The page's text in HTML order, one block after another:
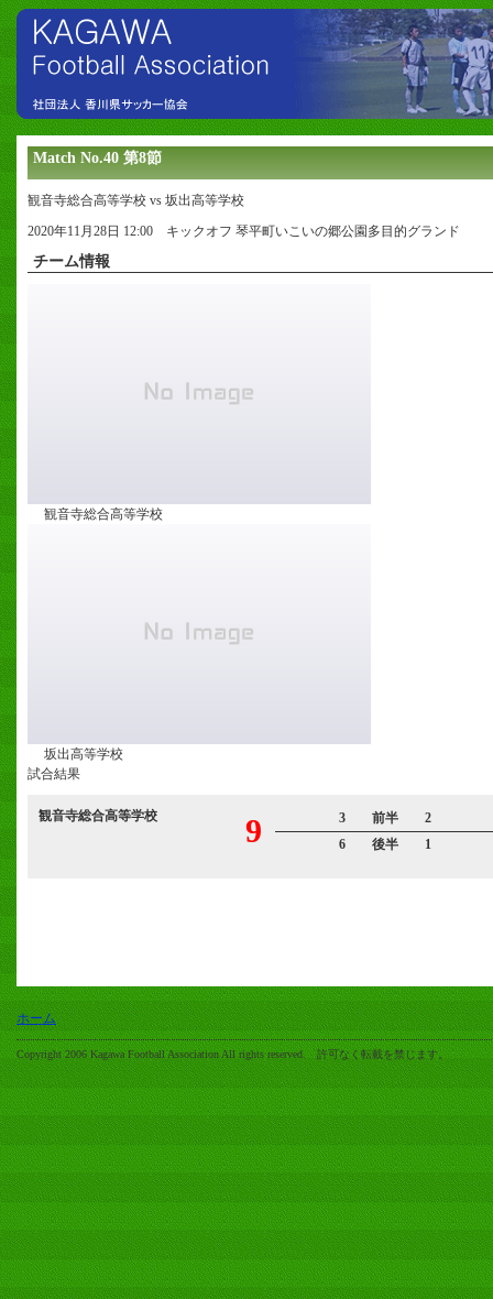
Match No.40 第8節
観音寺総合高等学校 vs 坂出高等学校
2020年11月28日 12:00 キックオフ 琴平町いこいの郷公園多目的グランド
チーム情報
観音寺総合高等学校
坂出高等学校
試合結果
観音寺総合高等学校 9
3 前半 2
6 後半 1
ホーム
Copyright 2006 Kagawa Football Association All rights reserved. 許可なく転載を禁じます。